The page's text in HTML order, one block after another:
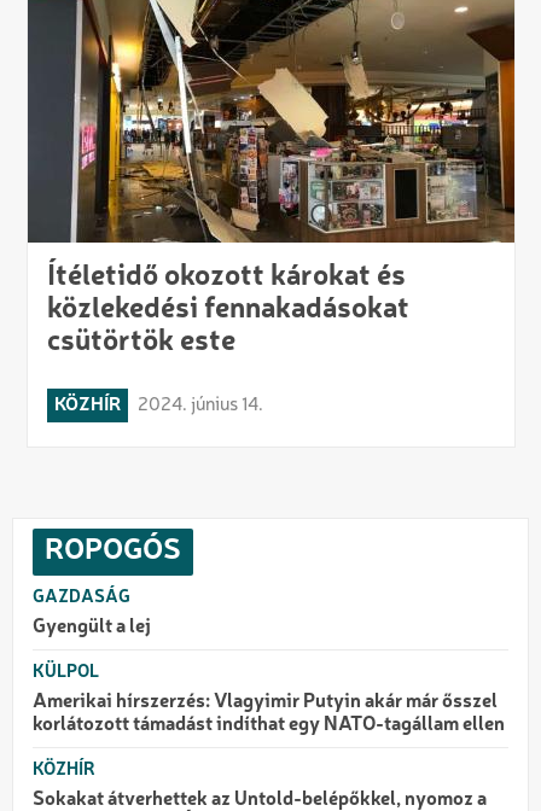
Ítéletidő okozott károkat és
közlekedési fennakadásokat
csütörtök este
KÖZHÍR 2024. június 14.
ROPOGÓS
GAZDASÁG
Gyengült a lej
KÜLPOL
Amerikai hírszerzés: Vlagyimir Putyin akár már ősszel
korlátozott támadást indíthat egy NATO-tagállam ellen
KÖZHÍR
Sokakat átverhettek az Untold-belépőkkel, nyomoz a